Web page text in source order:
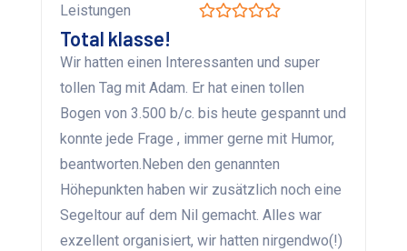
Leistungen
Total klasse!
Wir hatten einen Interessanten und super
tollen Tag mit Adam. Er hat einen tollen
Bogen von 3.500 b/c. bis heute gespannt und
konnte jede Frage , immer gerne mit Humor,
beantworten.Neben den genannten
Höhepunkten haben wir zusätzlich noch eine
Segeltour auf dem Nil gemacht. Alles war
exzellent organisiert, wir hatten nirgendwo(!)